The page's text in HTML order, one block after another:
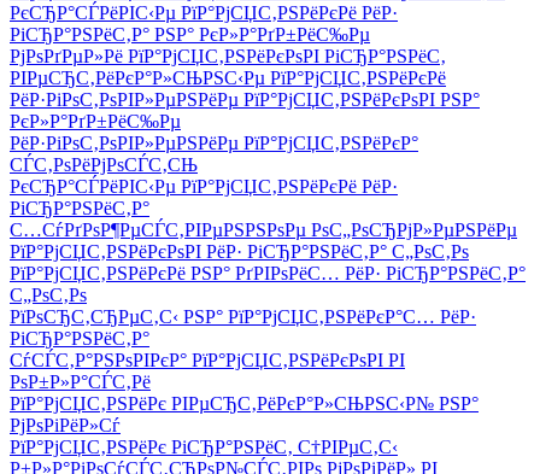
РєСЂР°СЃРёРІС‹Рµ РїР°РјСЏС‚РЅРёРєРё РёР·
РіСЂР°РЅРёС‚Р° РЅР° РєР»Р°РґР±РёС‰Рµ
РјРѕРґРµР»Рё РїР°РјСЏС‚РЅРёРєРѕРІ РіСЂР°РЅРёС‚
РІРµСЂС‚РёРєР°Р»СЊРЅС‹Рµ РїР°РјСЏС‚РЅРёРєРё
РёР·РіРѕС‚РѕРІР»РµРЅРёРµ РїР°РјСЏС‚РЅРёРєРѕРІ РЅР°
РєР»Р°РґР±РёС‰Рµ
РёР·РіРѕС‚РѕРІР»РµРЅРёРµ РїР°РјСЏС‚РЅРёРєР°
СЃС‚РѕРёРјРѕСЃС‚СЊ
РєСЂР°СЃРёРІС‹Рµ РїР°РјСЏС‚РЅРёРєРё РёР·
РіСЂР°РЅРёС‚Р°
С…СѓРґРѕР¶РµСЃС‚РІРµРЅРЅРѕРµ РѕС„РѕСЂРјР»РµРЅРёРµ
РїР°РјСЏС‚РЅРёРєРѕРІ РёР· РіСЂР°РЅРёС‚Р° С„РѕС‚Рѕ
РїР°РјСЏС‚РЅРёРєРё РЅР° РґРІРѕРёС… РёР· РіСЂР°РЅРёС‚Р°
С„РѕС‚Рѕ
РїРѕСЂС‚СЂРµС‚С‹ РЅР° РїР°РјСЏС‚РЅРёРєР°С… РёР·
РіСЂР°РЅРёС‚Р°
СѓСЃС‚Р°РЅРѕРІРєР° РїР°РјСЏС‚РЅРёРєРѕРІ РІ
РѕР±Р»Р°СЃС‚Рё
РїР°РјСЏС‚РЅРёРє РІРµСЂС‚РёРєР°Р»СЊРЅС‹Р№ РЅР°
РјРѕРіРёР»Сѓ
РїР°РјСЏС‚РЅРёРє РіСЂР°РЅРёС‚ С†РІРµС‚С‹
Р±Р»Р°РіРѕСѓСЃС‚СЂРѕР№СЃС‚РІРѕ РјРѕРіРёР» РІ